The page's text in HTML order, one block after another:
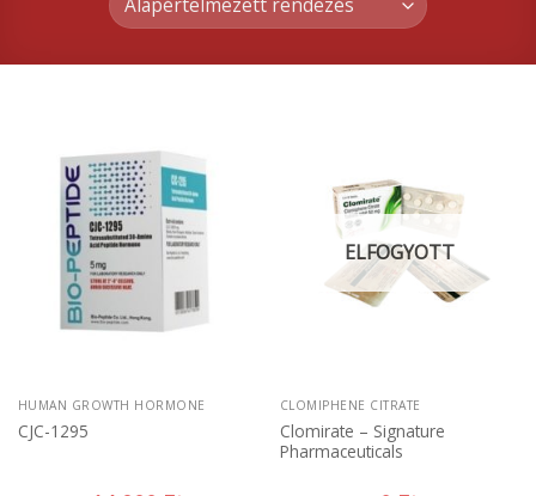
HUMAN GROWTH HORMONE
CJC-1295
ELFOGYOTT
CLOMIPHENE CITRATE
Clomirate – Signature
Pharmaceuticals